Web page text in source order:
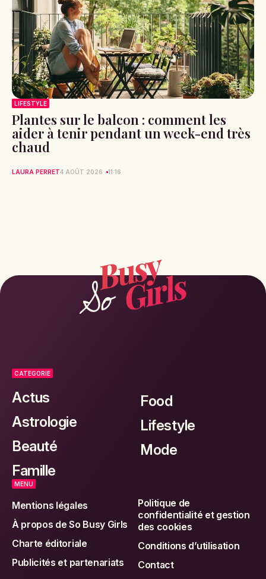
LIFESTYLE
Plantes sur le balcon : comment les
aider à tenir pendant un week-end très
chaud
LAURA PERRET4 AOÛT 2026 11:16
CATEGORIE
Actus
Astrologie
Beauté
Famille
Food
Lifestyle
Mode
MENU
Mentions légales
À propos de So Busy Girls
Charte éditoriale
Publicités et partenariats
Politique de
confidentialité et gestion
des cookies
Conditions d’utilisation
Contact